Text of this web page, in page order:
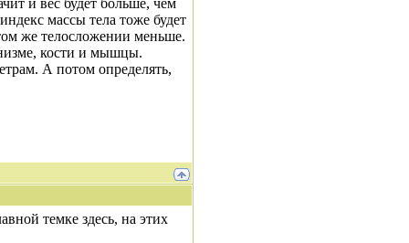
и вес будет больше, чем
массы тела тоже будет
же телосложении меньше.
кости и мышцы.
А потом определять,
темке здесь, на этих